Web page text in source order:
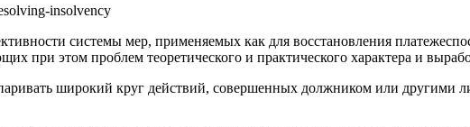
insolvency
системы мер, применяемых как для восстановления
при этом проблем теоретического и практического характера и
широкий круг действий, совершенных должником или другими